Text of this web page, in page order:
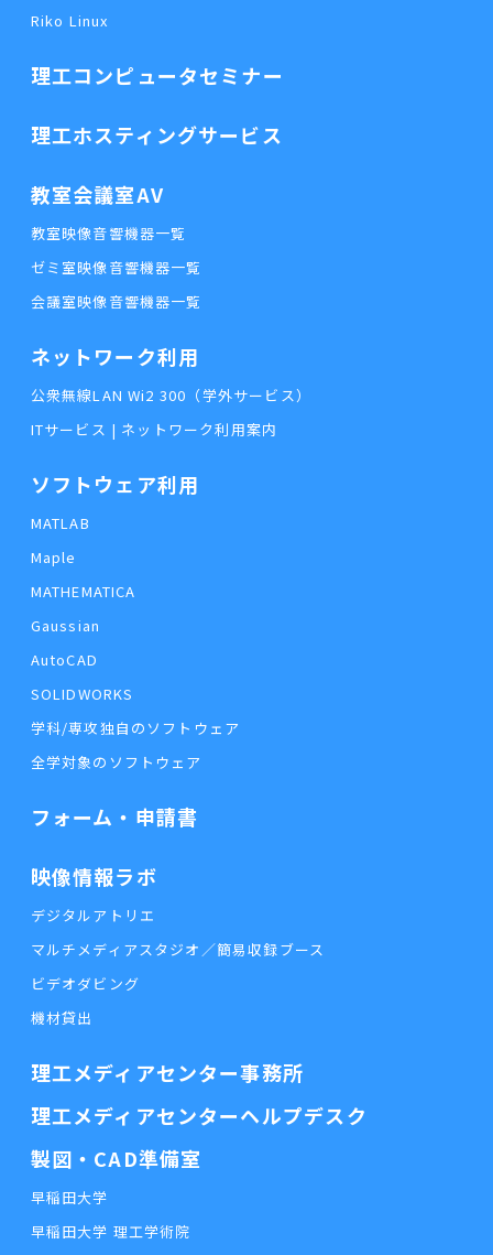
Riko Linux
理工コンピュータセミナー
理工ホスティングサービス
教室会議室AV
教室映像音響機器一覧
ゼミ室映像音響機器一覧
会議室映像音響機器一覧
ネットワーク利用
公衆無線LAN Wi2 300（学外サービス）
ITサービス | ネットワーク利用案内
ソフトウェア利用
MATLAB
Maple
MATHEMATICA
Gaussian
AutoCAD
SOLIDWORKS
学科/専攻独自のソフトウェア
全学対象のソフトウェア
フォーム・申請書
映像情報ラボ
デジタルアトリエ
マルチメディアスタジオ／簡易収録ブース
ビデオダビング
機材貸出
理工メディアセンター事務所
理工メディアセンターヘルプデスク
製図・CAD準備室
早稲田大学
早稲田大学 理工学術院